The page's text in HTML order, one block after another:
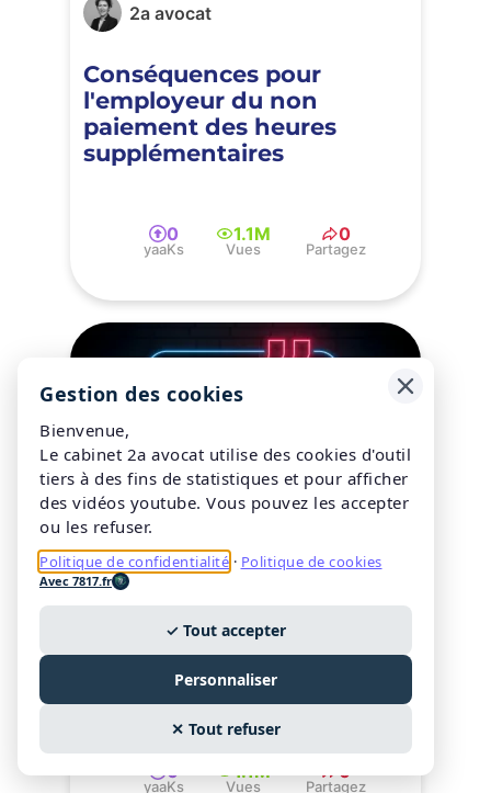
2a avocat
Conséquences pour
l'employeur du non
paiement des heures
supplémentaires
0
yaaKs
1.1M
Vues
0
Partagez
2a avocat
Salariés, employeurs :
pouvez-vous produire en
justice des témoignages
anonymisés ?
28/03/2025
0
yaaKs
1.1M
Vues
0
Partagez
Gestion des cookies
Bienvenue,
Le cabinet 2a avocat utilise des cookies d'outil
tiers à des fins de statistiques et pour afficher
des vidéos youtube. Vous pouvez les accepter
ou les refuser.
Politique de confidentialité · Politique de cookies
Avec 7817.fr
✓ Tout accepter
Personnaliser
✕ Tout refuser